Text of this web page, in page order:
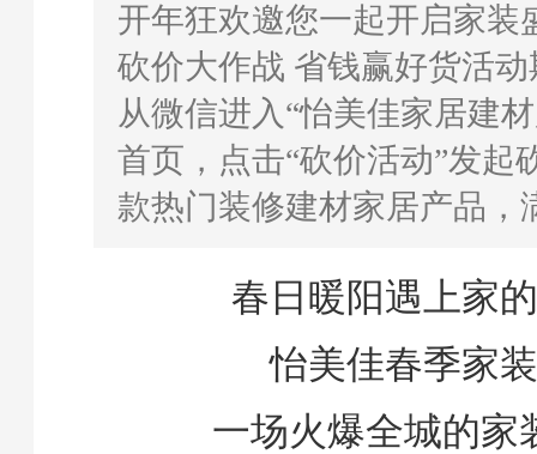
开年狂欢邀您一起开启家装
砍价大作战 省钱赢好货活
从微信进入“怡美佳家居建
首页，点击“砍价活动”发起
款热门装修建材家居产品
春日暖阳遇上家
怡美佳春季家
一场火爆全城的家